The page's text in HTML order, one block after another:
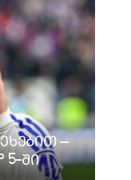
–
5-ᲨᲘ